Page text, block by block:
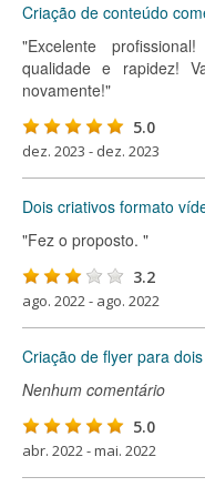
Criação de conteúdo
"Excelente
qualidade e rapidez!
novamente!"
5.0
dez. 2023 - dez. 2023
Dois criativos formato
"Fez o proposto. "
3.2
ago. 2022 - ago. 2022
Criação de flyer para
Nenhum comentário
5.0
abr. 2022 - mai. 2022